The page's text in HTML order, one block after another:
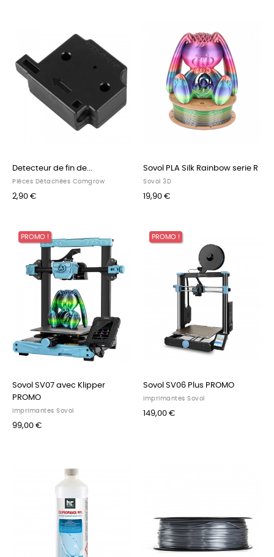
Detecteur de fin de...
Pièces Détachées Comgrow
2,90 €
Sovol PLA Silk Rainbow serie R
Sovol 3D
19,90 €
PROMO !
Sovol SV07 avec Klipper
PROMO
Imprimantes Sovol
99,00 €
PROMO !
Sovol SV06 Plus PROMO
Imprimantes Sovol
149,00 €